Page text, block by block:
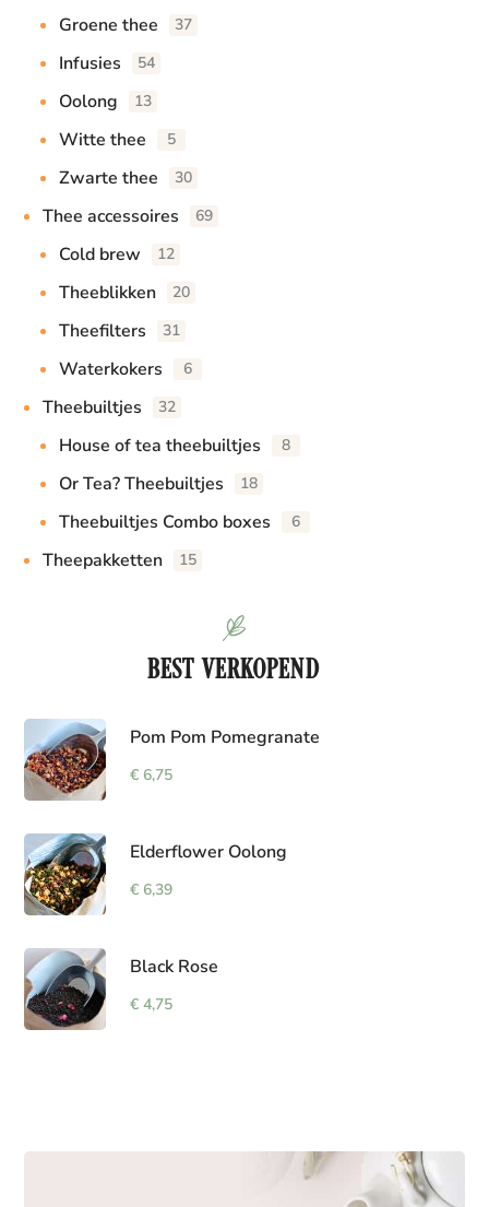
Groene thee 37
Infusies 54
Oolong 13
Witte thee 5
Zwarte thee 30
Thee accessoires 69
Cold brew 12
Theeblikken 20
Theefilters 31
Waterkokers 6
Theebuiltjes 32
House of tea theebuiltjes 8
Or Tea? Theebuiltjes 18
Theebuiltjes Combo boxes 6
Theepakketten 15
BEST VERKOPEND
Pom Pom Pomegranate
€ 6,75
Elderflower Oolong
€ 6,39
Black Rose
€ 4,75